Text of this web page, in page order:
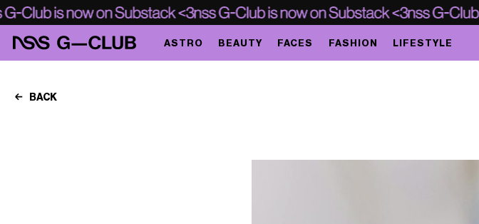
ASTRO BEAUTY FACES FASHION LIFESTYLE
BACK